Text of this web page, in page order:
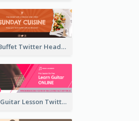
Lunch Buffet Twitter Header
Online Guitar Lesson Twitter Header